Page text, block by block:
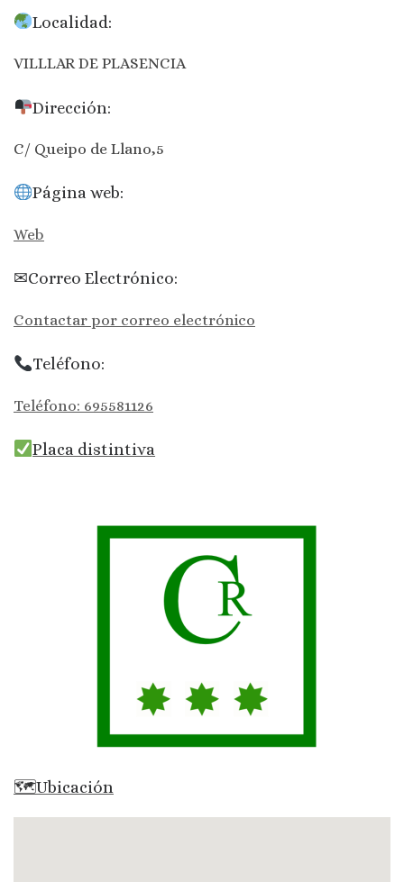
Localidad:
VILLLAR DE PLASENCIA
Dirección:
C/ Queipo de Llano,5
Página web:
Web
✉Correo Electrónico:
Contactar por correo electrónico
Teléfono:
Teléfono: 695581126
Placa distintiva
🗺Ubicación